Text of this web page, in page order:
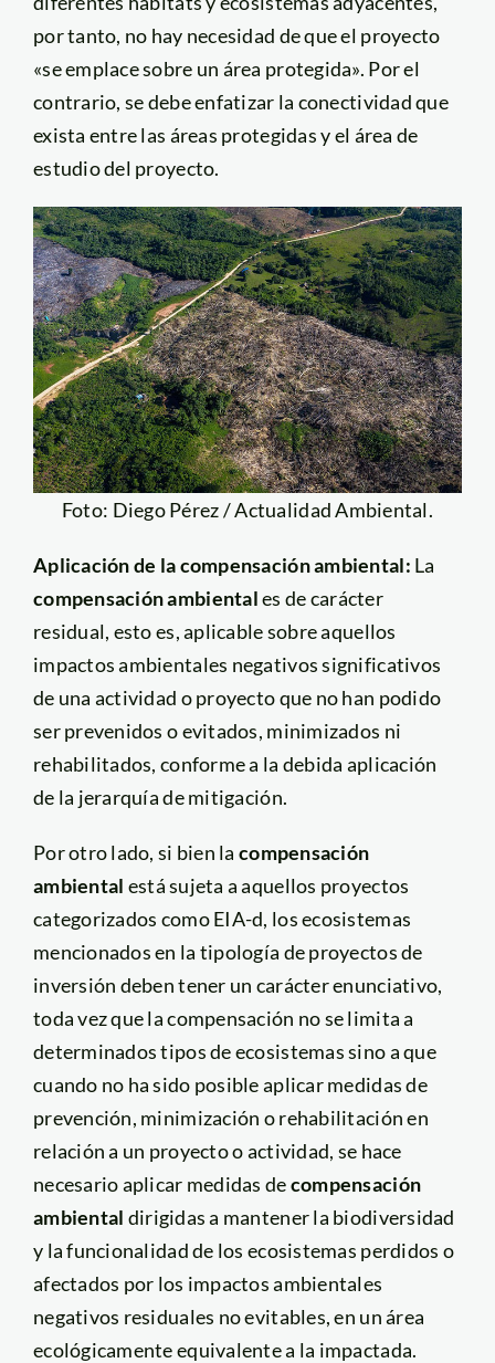
por tanto, no hay necesidad de que el proyecto
«se emplace sobre un área protegida». Por el
contrario, se debe enfatizar la conectividad que
exista entre las áreas protegidas y el área de
estudio del proyecto.
Foto: Diego Pérez / Actualidad Ambiental.
Aplicación de la compensación ambiental: La
compensación ambientales de carácter
residual, esto es, aplicable sobre aquellos
impactos ambientales negativos significativos
de una actividad o proyecto que no han podido
ser prevenidos o evitados, minimizados ni
rehabilitados, conforme a la debida aplicación
de la jerarquía de mitigación.
Por otro lado, si bien lacompensación
ambiental está sujeta a aquellos proyectos
categorizados como EIA-d, los ecosistemas
mencionados en la tipología de proyectos de
inversión deben tener un carácter enunciativo,
toda vez que la compensación no se limita a
determinados tipos de ecosistemas sino a que
cuando no ha sido posible aplicar medidas de
prevención, minimización o rehabilitación en
relación a un proyecto o actividad, se hace
necesario aplicar medidas decompensación
ambiental dirigidas a mantener la biodiversidad
y la funcionalidad de los ecosistemas perdidos o
afectados por los impactos ambientales
negativos residuales no evitables, en un área
ecológicamente equivalente a la impactada.